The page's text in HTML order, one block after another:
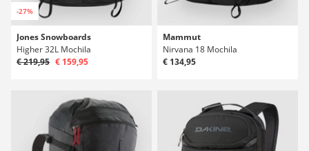
-27%
Jones Snowboards
Higher 32L Mochila
€ 219,95 € 159,95
Mammut
Nirvana 18 Mochila
€ 134,95